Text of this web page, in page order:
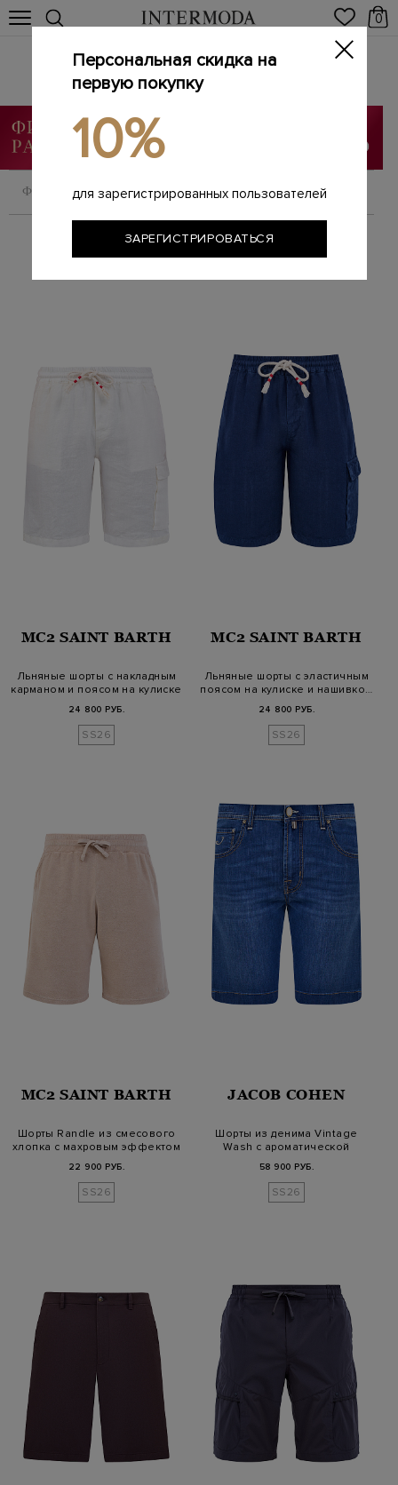
0
Шорты
Главная / Мужчинам /
ФИЛЬТРОВАТЬ СОРТИРОВАТЬ
MC2 SAINT BARTH
Льняные шорты с накладным
карманом и поясом на кулиске
24 800 РУБ.
SS26
MC2 SAINT BARTH
Льняные шорты с эластичным
поясом на кулиске и нашивко…
24 800 РУБ.
SS26
MC2 SAINT BARTH
Шорты Randle из смесового
хлопка с махровым эффектом
22 900 РУБ.
SS26
JACOB COHEN
Шорты из денима Vintage
Wash с ароматической
58 900 РУБ.
SS26
Персональная скидка на
первую покупку
10%
для зарегистрированных пользователей
ЗАРЕГИСТРИРОВАТЬСЯ